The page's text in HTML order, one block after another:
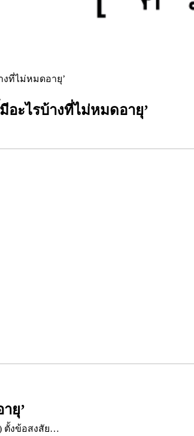
งที่ไม่หมดอายุ’
อะไรบ้างที่ไม่หมดอายุ’
ยุ’
) ตั้งข้อสงสัย…